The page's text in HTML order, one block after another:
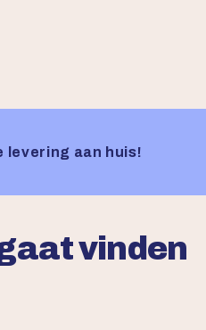
levering aan huis!
vinden